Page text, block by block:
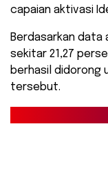
capaian aktivasi
Berdasarkan data
sekitar 21,27
berhasil didorong
tersebut.